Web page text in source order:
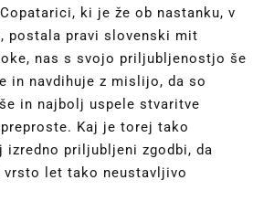
ki je že ob nastanku, v
postala pravi slovenski mit
nas s svojo priljubljenostjo še
in navdihuje z mislijo, da so
in najbolj uspele stvaritve
Kaj je torej tako
izredno priljubljeni zgodbi, da
let tako neustavljivo